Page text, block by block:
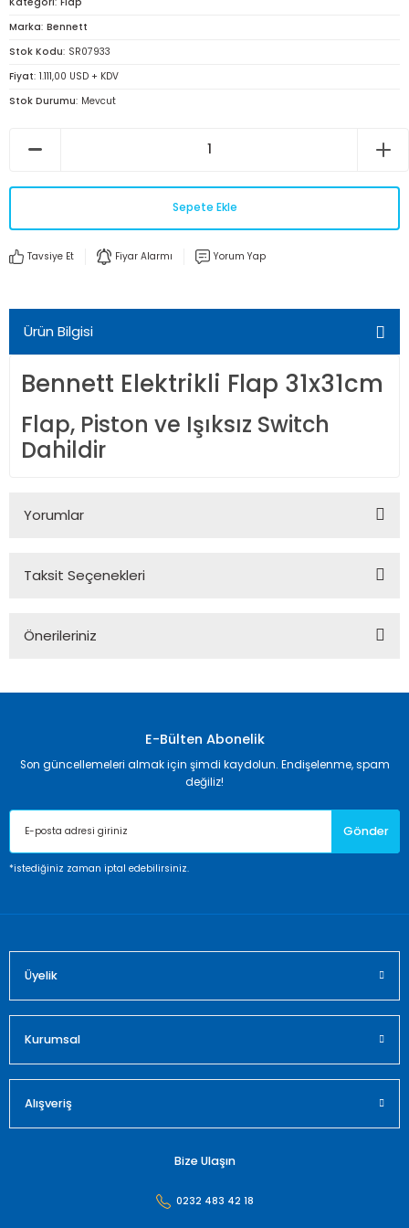
Marka Bennett
Stok Kodu SR07933
Fiyat 1.111,00 USD + KDV
Stok Durumu Mevcut
Sepete Ekle
Tavsiye Et Fiyar Alarmı Yorum Yap
Ürün Bilgisi
Bennett Elektrikli Flap 31x31cm
Flap, Piston ve Işıksız Switch
Dahildir
Yorumlar
Taksit Seçenekleri
Önerileriniz
Görüş ve önerileriniz için teşekkür ederiz.
Ürün resmi kalitesiz, bozuk veya görüntülenemiyor.
Ürün açıklamasında eksik bilgiler bulunuyor.
Ürün bilgilerinde hatalar bulunuyor.
Ürün fiyatı diğer sitelerden daha pahalı.
E-Bülten Abonelik
Son güncellemeleri almak için şimdi kaydolun. Endişelenme, spam
değiliz!
Gönder
*istediğiniz zaman iptal edebilirsiniz.
Üyelik
Kurumsal
Alışveriş
Bize Ulaşın
0232 483 42 18